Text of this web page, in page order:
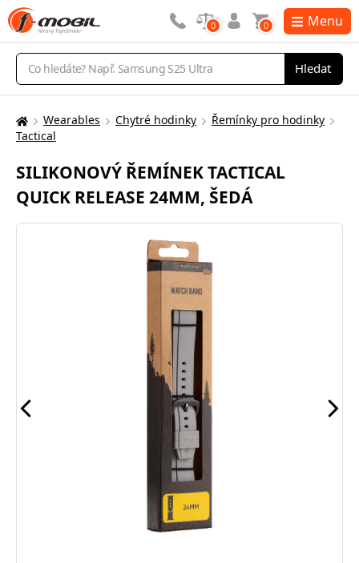
Vyhledávání
Hledat
0 0 Menu
Zde
nacházíte:
Wearables Chytré hodinky
Řemínky pro hodinky
Tactical
SILIKONOVÝ ŘEMÍNEK TACTICAL
QUICK RELEASE 24MM, ŠEDÁ